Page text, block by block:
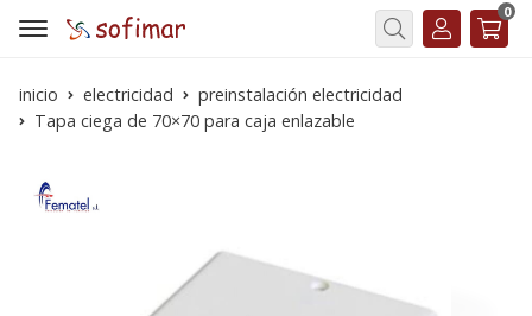
Buscar
0
inicio electricidad
preinstalación electricidad
Tapa ciega de 70×70 para caja enlazable